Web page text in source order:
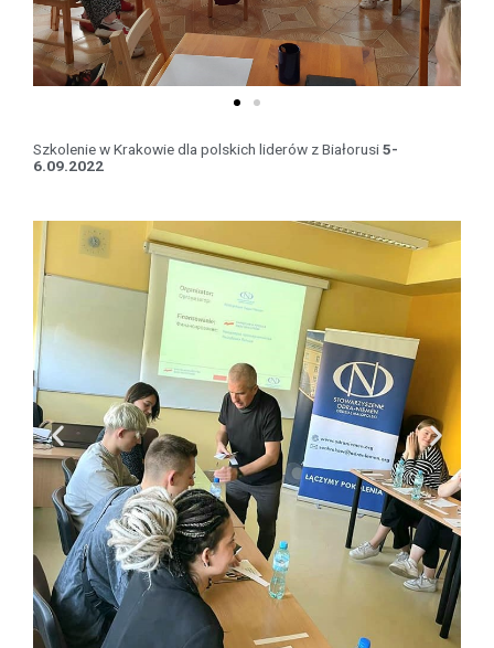
Szkolenie w Krakowie dla polskich liderów z Białorusi5-
6.09.2022